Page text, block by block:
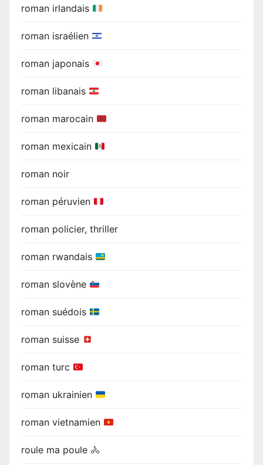
roman irlandais
roman israélien
roman japonais
roman libanais
roman marocain
roman mexicain
roman noir
roman péruvien
roman policier, thriller
roman rwandais
roman slovène
roman suédois
roman suisse
roman turc
roman ukrainien
roman vietnamien
roule ma poule 🚴